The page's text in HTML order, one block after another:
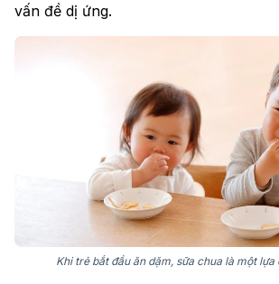
vấn đề dị ứng.
Khi trẻ bắt đầu ăn dặm, sữa chua là một lựa